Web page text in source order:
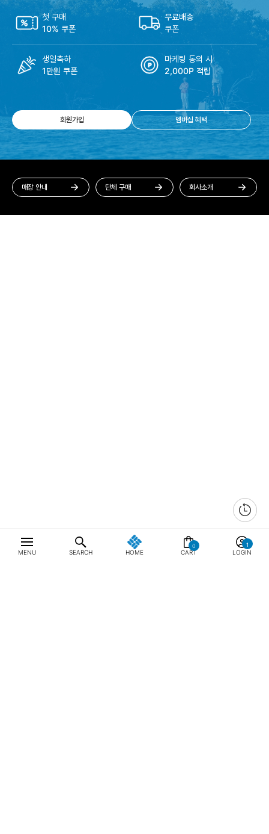
MENU SEARCH HOME
0
CART LOGIN
첫 구매
10% 쿠폰
무료배송
쿠폰
생일축하
1만원 쿠폰
마케팅 동의 시
2,000P 적립
회원가입 멤버십 혜택
매장 안내 단체 구매 회사소개